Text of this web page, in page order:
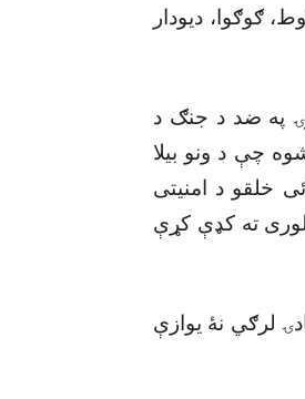
ګوګوا، ديودار
په ضد د جنګ د
چې د ونو بيلا
خلقو د امنيتى
ته کډې کړې
لرګي نۀ يوازې